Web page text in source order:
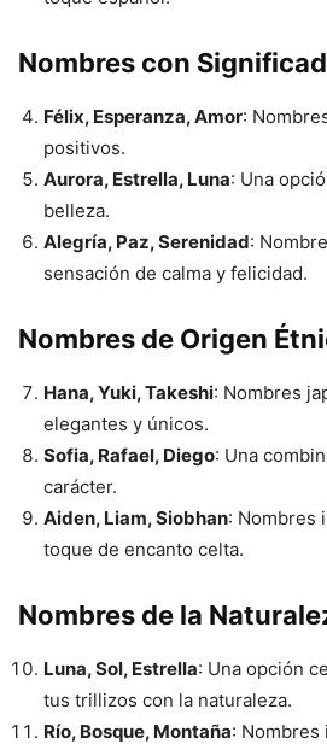
Nombres con
Félix, Esperanza, Amor:
positivos.
Aurora, Estrella, Luna: Una
belleza.
Alegría, Paz, Serenidad:
sensación de calma y felicidad.
Nombres de Origen
Hana, Yuki, Takeshi: Nombres
elegantes y únicos.
Sofia, Rafael, Diego: Una
carácter.
Aiden, Liam, Siobhan: Nombres
toque de encanto celta.
Nombres de la
Luna, Sol, Estrella: Una opción
tus trillizos con la naturaleza.
Río, Bosque, Montaña: Nombres